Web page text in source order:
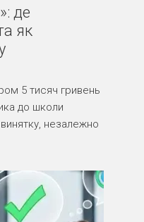
де
як
5 тисяч гривень
до школи
незалежно